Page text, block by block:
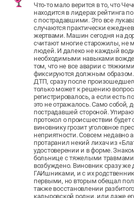
Что-то мало верится в то, что
находится в лидерах рейтинга
с пострадавшими. Это все
случаются практически
жертвами. Машин сегодня на
считают многие старожилы, не
людей. И далеко не каждый
необходимыми навыками
том, что не все аварии с
фиксируются должным
ДТП, сразу после
только может к решению
регистрировалось, а если есть
это не отражалось. Само собой,
пострадавшей стороной.
протокол о происшествии будет
виновнику грозит уголовное
неприятности. Совсем недавно
протаранил некий лихач из
удостоверении и в форме.
больнице с тяжелыми
возбуждено. Виновник сразу же
ГАИшниками, и с их
первыми, но вторым обещал
также восстановлении
кадыровской родни, или даже